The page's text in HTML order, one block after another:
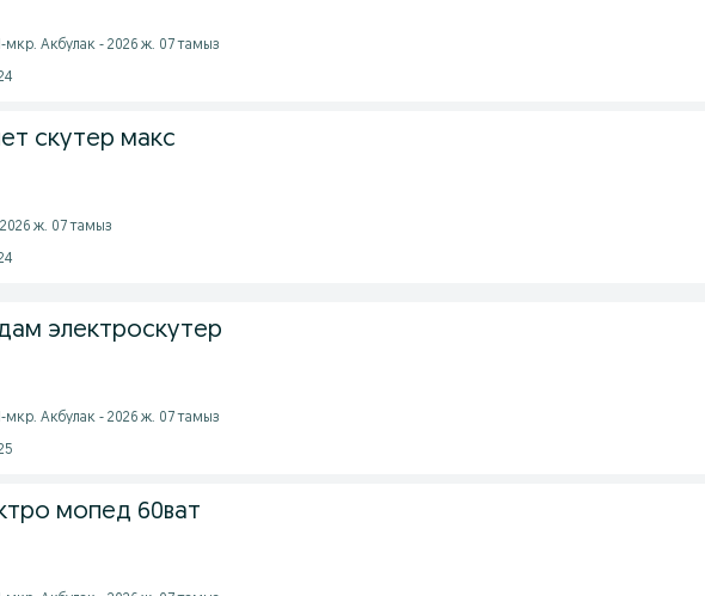
1-мкр. Акбулак - 2026 ж. 07 тамыз
скутер макс
2026 ж. 07 тамыз
электроскутер
1-мкр. Акбулак - 2026 ж. 07 тамыз
мопед 60ват